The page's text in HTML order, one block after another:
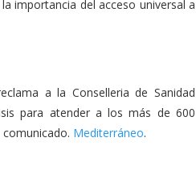
importancia del acceso universal a
a la Conselleria de Sanidad
para atender a los más de 600
Mediterráneo.